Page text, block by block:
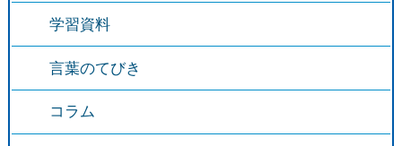
学習資料
言葉のてびき
コラム